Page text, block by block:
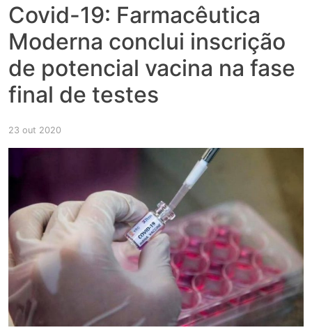
Covid-19: Farmacêutica
Moderna conclui inscrição
de potencial vacina na fase
final de testes
23 out 2020